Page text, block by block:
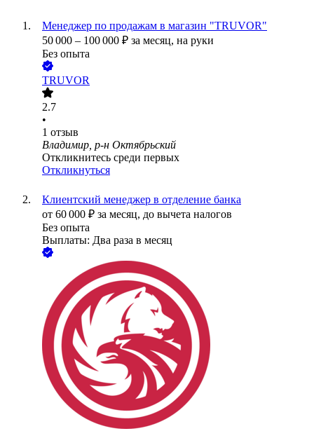
Менеджер по продажам в магазин "TRUVOR"
50 000 – 100 000 ₽ за месяц, на руки
Без опыта
TRUVOR
2.7
•
1 отзыв
Владимир, р-н Октябрьский
Откликнитесь среди первых
Откликнуться
Клиентский менеджер в отделение банка
от 60 000 ₽ за месяц, до вычета налогов
Без опыта
Выплаты: Два раза в месяц